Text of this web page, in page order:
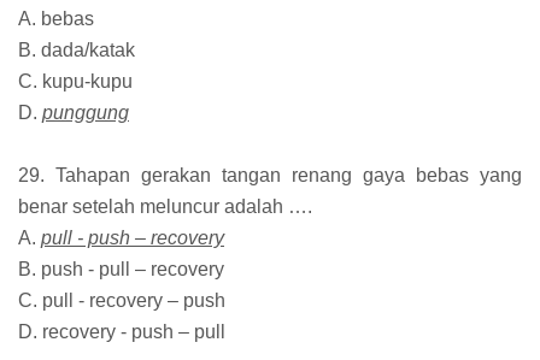
A. bebas
B. dada/katak
C. kupu-kupu
D. punggung
29. Tahapan gerakan tangan renang gaya bebas yang
benar setelah meluncur adalah ….
A. pull - push – recovery
B. push - pull – recovery
C. pull - recovery – push
D. recovery - push – pull